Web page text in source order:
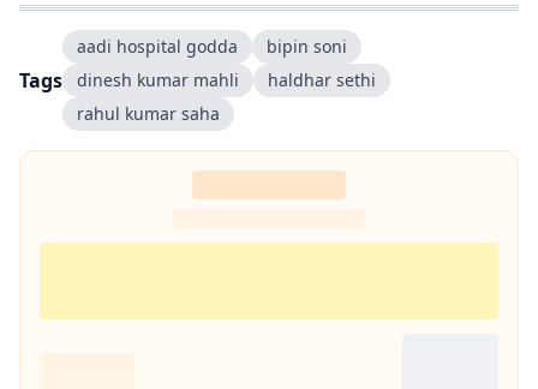
Tags
aadi hospital godda
bipin soni
dinesh kumar mahli
haldhar sethi
rahul kumar saha